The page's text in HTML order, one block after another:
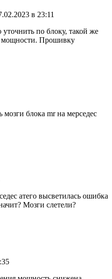
в 23:11
уточнить по блоку, такой же
мощности. Прошивку
блока mr на мерседес
атего высветилась ошибка
Мозги слетели?